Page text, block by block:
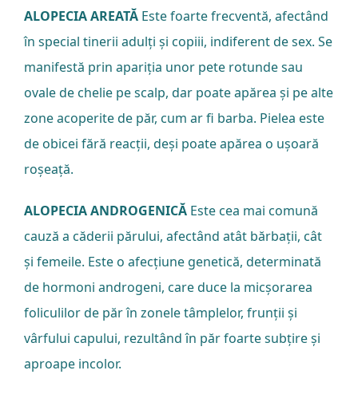
ALOPECIA AREATĂEste foarte frecventă, afectând
în special tinerii adulți și copiii, indiferent de sex. Se
manifestă prin apariția unor pete rotunde sau
ovale de chelie pe scalp, dar poate apărea și pe alte
zone acoperite de păr, cum ar fi barba. Pielea este
de obicei fără reacții, deși poate apărea o ușoară
roșeață.
ALOPECIA ANDROGENICĂEste cea mai comună
cauză a căderii părului, afectând atât bărbații, cât
și femeile. Este o afecțiune genetică, determinată
de hormoni androgeni, care duce la micșorarea
foliculilor de păr în zonele tâmplelor, frunții și
vârfului capului, rezultând în păr foarte subțire și
aproape incolor.